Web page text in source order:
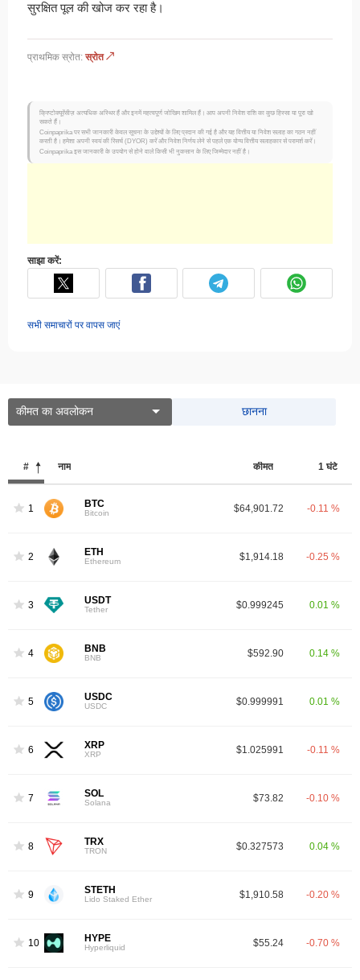
सुरक्षित पूल की खोज कर रहा है।
प्राथमिक स्रोत: स्रोत ↗
क्रिप्टोक्यूरेंसीज़ अत्यधिक अस्थिर हैं और इनमें महत्वपूर्ण जोखिम शामिल हैं। आप अपनी निवेश राशि का कुछ हिस्सा या पूरा खो
सकते हैं।
Coinpaprika पर सभी जानकारी केवल सूचना के उद्देश्यों के लिए प्रदान की गई है और यह वित्तीय या निवेश सलाह का गठन नहीं
करती है। हमेशा अपनी स्वयं की रिसर्च (DYOR) करें और निवेश निर्णय लेने से पहले एक योग्य वित्तीय सलाहकार से परामर्श करें।
Coinpaprika इस जानकारी के उपयोग से होने वाले किसी भी नुकसान के लिए जिम्मेदार नहीं है।
साझा करें:
सभी समाचारों पर वापस जाएं
कीमत का अवलोकन छानना
# नाम कीमत 1 घंटे
1 BTC
Bitcoin $64,901.72 -0.11 %
2 ETH
Ethereum $1,914.18 -0.25 %
3 USDT
Tether $0.999245 0.01 %
4 BNB
BNB $592.90 0.14 %
5 USDC
USDC $0.999991 0.01 %
6 XRP
XRP $1.025991 -0.11 %
7 SOL
Solana $73.82 -0.10 %
8 TRX
TRON $0.327573 0.04 %
9 STETH
Lido Staked Ether $1,910.58 -0.20 %
10 HYPE
Hyperliquid $55.24 -0.70 %